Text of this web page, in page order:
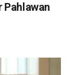
Pahlawan